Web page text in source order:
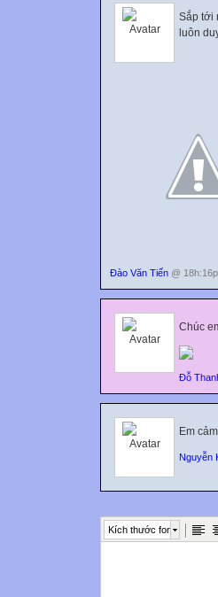
Sắp tới
luôn
Đào Văn Tiến @
Chúc
Đỗ
Em
Nguyễn
Kích thước font